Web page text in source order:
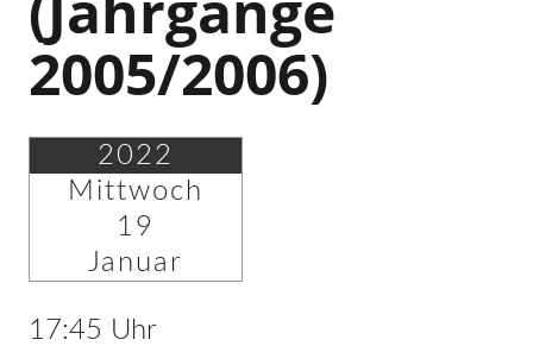
2005/2006)
2022
Mittwoch
19
Januar
17:45 Uhr